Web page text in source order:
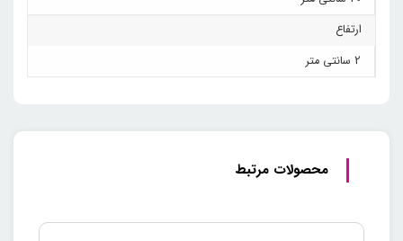
ارتفاع
2 سانتی متر
محصولات مرتبط